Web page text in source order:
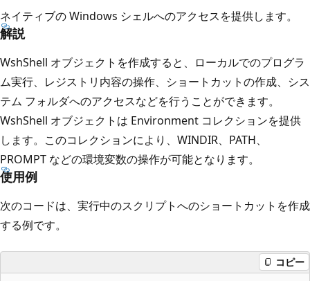
ネイティブの Windows シェルへのアクセスを提供します。
解説
WshShell オブジェクトを作成すると、ローカルでのプログラ
ム実行、レジストリ内容の操作、ショートカットの作成、シス
テム フォルダへのアクセスなどを行うことができます。
WshShell オブジェクトは Environment コレクションを提供
します。このコレクションにより、WINDIR、PATH、
PROMPT などの環境変数の操作が可能となります。
使用例
次のコードは、実行中のスクリプトへのショートカットを作成
する例です。
コピー